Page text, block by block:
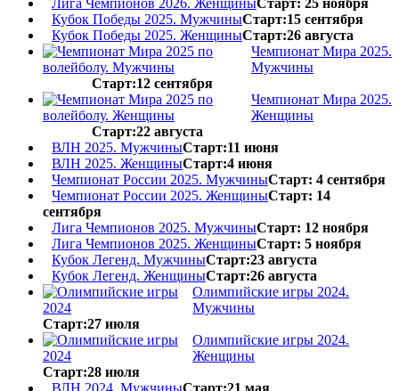
Кубок Победы 2025. МужчиныСтарт:15 сентября
Кубок Победы 2025. ЖенщиныСтарт:26 августа
Чемпионат Мира 2025.
Мужчины
Старт:12 сентября
Чемпионат Мира 2025.
Женщины
Старт:22 августа
ВЛН 2025. МужчиныСтарт:11 июня
ВЛН 2025. ЖенщиныСтарт:4 июня
Чемпионат России 2025. МужчиныСтарт: 4 сентября
Чемпионат России 2025. ЖенщиныСтарт: 14
сентября
Лига Чемпионов 2025. МужчиныСтарт: 12 ноября
Лига Чемпионов 2025. ЖенщиныСтарт: 5 ноября
Кубок Легенд. МужчиныСтарт:23 августа
Кубок Легенд. ЖенщиныСтарт:26 августа
Олимпийские игры 2024.
Мужчины
Старт:27 июля
Олимпийские игры 2024.
Женщины
Старт:28 июля
ВЛН 2024. МужчиныСтарт:21 мая